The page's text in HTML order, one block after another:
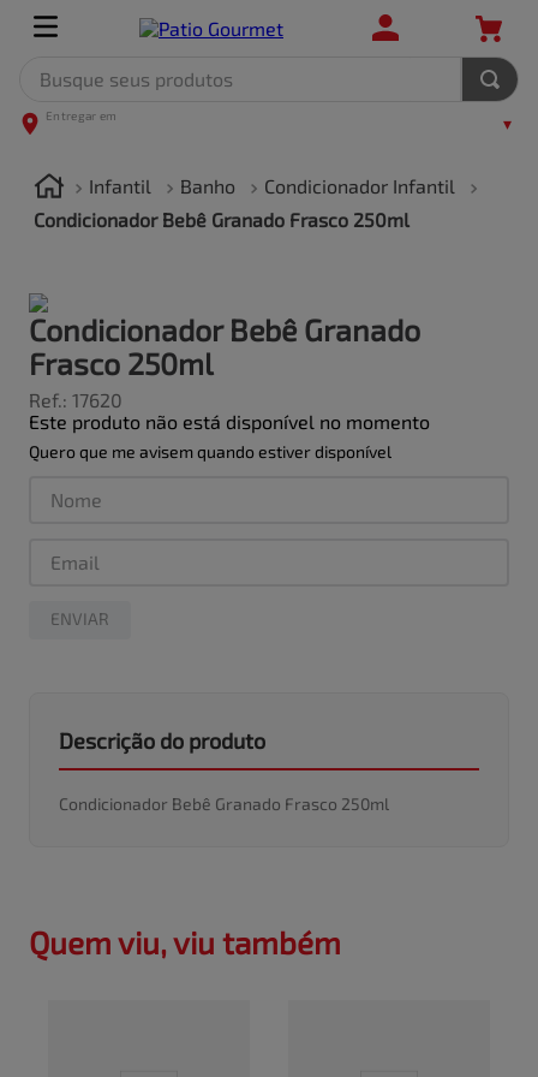
Infantil Banho
Condicionador Infantil
Condicionador Bebê Granado Frasco 250ml
Condicionador Bebê Granado
Frasco 250ml
Ref. : 17620
Este produto não está disponível no momento
Quero que me avisem quando estiver disponível
ENVIAR
Descrição do produto
Condicionador Bebê Granado Frasco 250ml
Quem viu, viu também
TERMOS MAIS BUSCADOS
2º
5º carne